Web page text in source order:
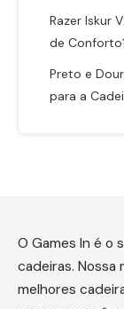
Razer Iskur
de
Preto e
para a
O Games In é o
cadeiras. Nossa
melhores